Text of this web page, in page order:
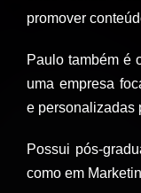
promover
Paulo também é
uma empresa
e personalizadas
Possui pós-
como em